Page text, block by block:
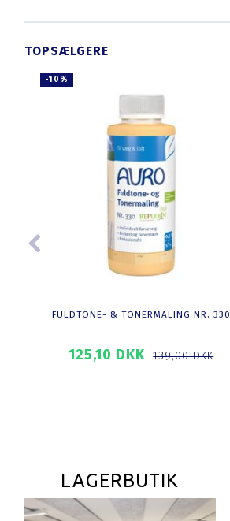
TOPSÆLGERE
-10%
FULDTONE- & TONERMALING NR. 330
125,10 DKK 139,00 DKK
LAGERBUTIK